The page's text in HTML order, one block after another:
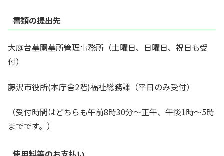
書類の提出先
大庭台墓園墓所管理事務所（土曜日、日曜日、祝日も受
付）
藤沢市役所(本庁舎2階)福祉総務課（平日のみ受付）
（受付時間はどちらも午前8時30分～正午、午後1時～5時
までです。）